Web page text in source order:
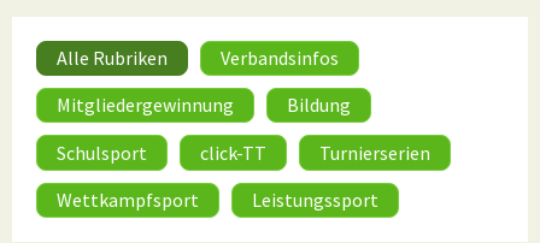
Alle Rubriken
Verbandsinfos
Mitgliedergewinnung
Bildung
Schulsport
click-TT
Turnierserien
Wettkampfsport
Leistungssport